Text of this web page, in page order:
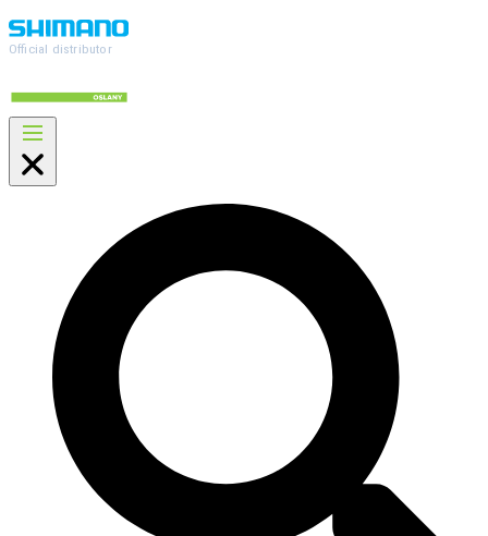
Official distributor